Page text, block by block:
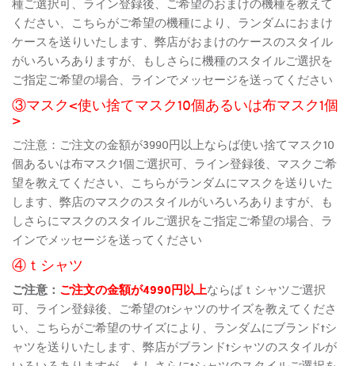
ください、こちらがご希望の機種により、ランダムにおまけ
ケースを送りいたします、弊店がおまけのケースのスタイル
がいろいろありますが、もしさらに機種のスタイルご選択を
ご指定ご希望の場合、ラインでメッセージを送ってください
③マスク<使い捨てマスク10個あるいは布マスク1個
>
ご注意：ご注文の金額が3990円以上ならば使い捨てマスク10
個あるいは布マスク1個ご選択可、ライン登録後、マスクご希
望を教えてください、こちらがランダムにマスクを送りいた
します、弊店のマスクのスタイルがいろいろありますが、も
しさらにマスクのスタイルご選択をご指定ご希望の場合、ラ
インでメッセージを送ってください
④ｔシャツ
ご注意： ご注文の金額が4990円以上ならばｔシャツご選択
可、ライン登録後、ご希望のtシャツのサイズを教えてくださ
い、こちらがご希望のサイズにより、ランダムにブランドtシ
ャツを送りいたします、弊店がブランドtシャツのスタイルが